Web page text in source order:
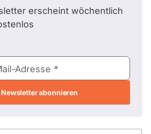
erscheint wöchentlich
Adresse